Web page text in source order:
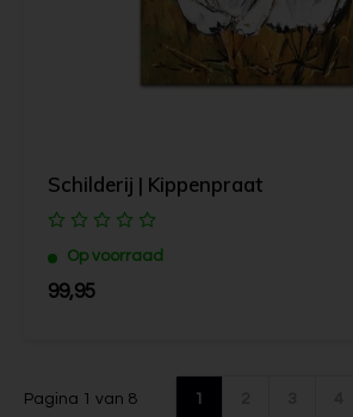
Schilderij | Kippenpraat
Op voorraad
99,95
Pagina 1 van 8 1